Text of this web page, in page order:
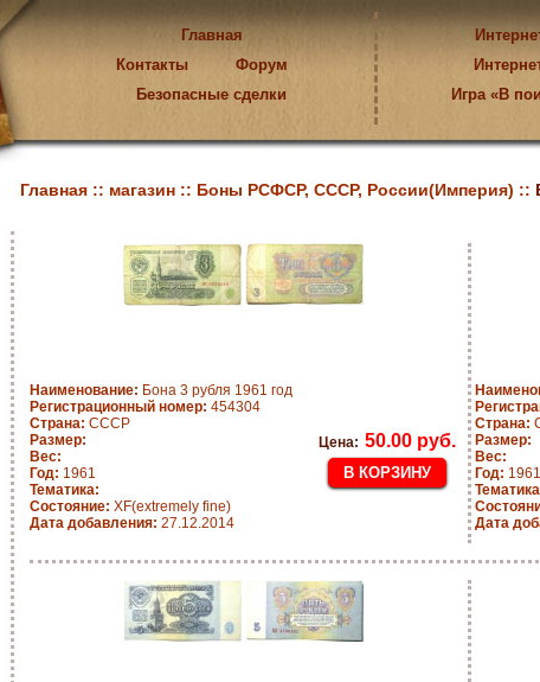
Главная
Контакты
Форум
Безопасные сделки
Игра «В
Главная :: магазин :: Боны РСФСР, СССР, России(Империя) ::
Наименование: Бона 3 рубля 1961 год
Регистрационный номер: 454304
Страна: СССР
Размер:
Вес:
Год: 1961
Тематика:
Состояние: XF(extremely fine)
Дата добавления: 27.12.2014
Цена: 50.00 руб.
Страна:
Размер:
Вес:
Год: 1961
Дата